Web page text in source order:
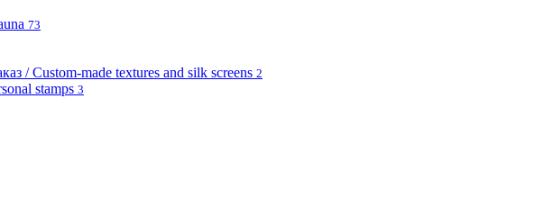
73
/ Custom-made textures and silk screens 2
stamps 3